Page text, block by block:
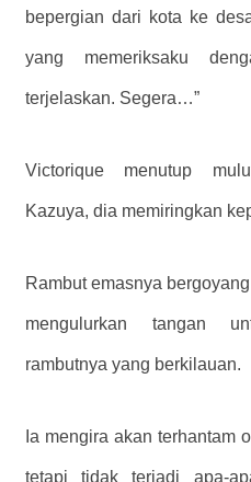
bepergian dari kota ke
yang memeriksaku
terjelaskan. Segera…”
Victorique menutup
Kazuya, dia memiringkan
Rambut emasnya
mengulurkan tangan
rambutnya yang berkilauan.
Ia mengira akan terhantam
tetapi tidak terjadi apa-